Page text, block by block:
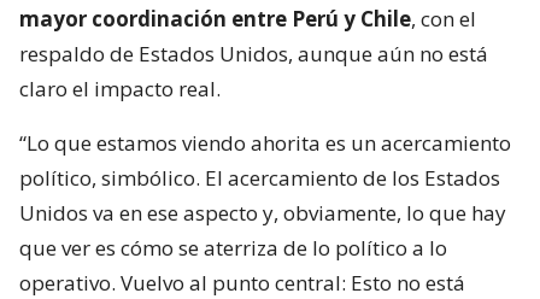
mayor coordinación entre Perú y Chile, con el
respaldo de Estados Unidos, aunque aún no está
claro el impacto real.
“Lo que estamos viendo ahorita es un acercamiento
político, simbólico. El acercamiento de los Estados
Unidos va en ese aspecto y, obviamente, lo que hay
que ver es cómo se aterriza de lo político a lo
operativo. Vuelvo al punto central: Esto no está